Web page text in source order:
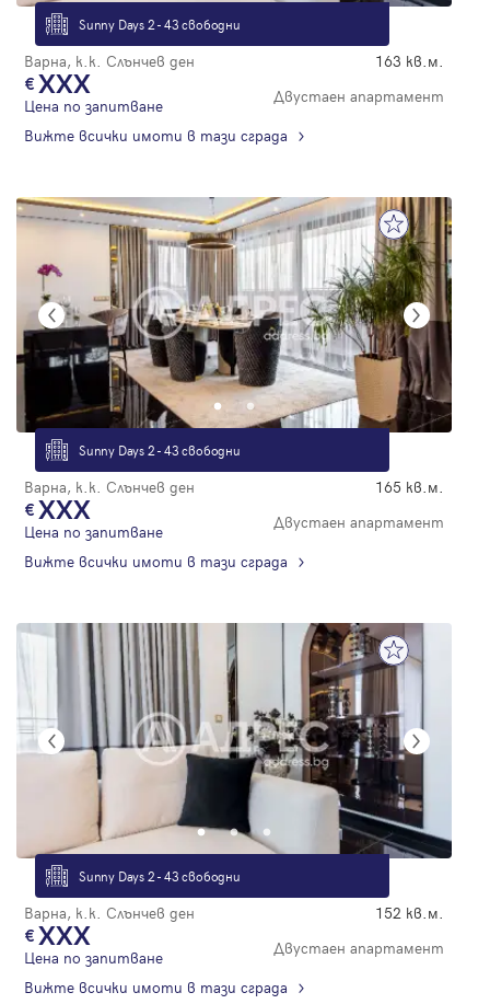
Sunny Days 2 - 43 свободни
Варна, к.к. Слънчев ден 163 кв.м.
XXX
Цена по запитване
Двустаен апартамент
Вижте всички имоти в тази сграда
Sunny Days 2 - 43 свободни
Варна, к.к. Слънчев ден 165 кв.м.
XXX
Цена по запитване
Двустаен апартамент
Вижте всички имоти в тази сграда
Sunny Days 2 - 43 свободни
Варна, к.к. Слънчев ден 152 кв.м.
XXX
Цена по запитване
Двустаен апартамент
Вижте всички имоти в тази сграда